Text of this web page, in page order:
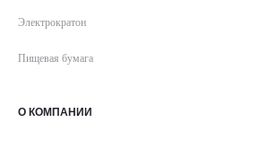
Электрократон
Пищевая бумага
О КОМПАНИИ